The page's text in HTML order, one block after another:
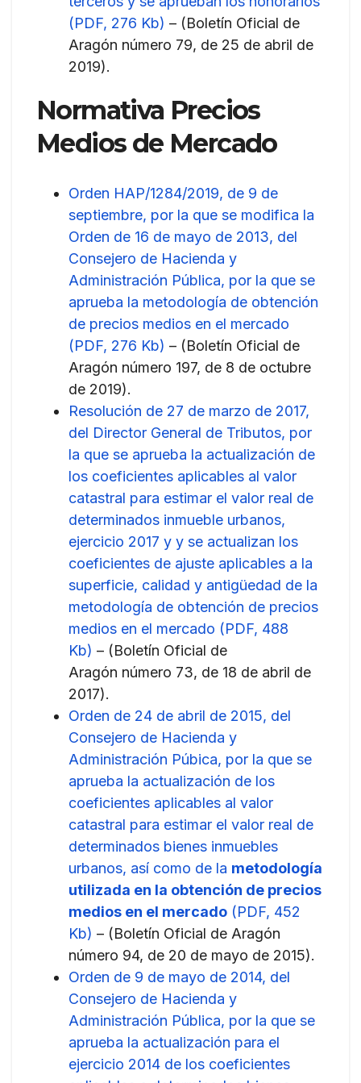
(PDF, 276 Kb) – (Boletín Oficial de
Aragón número 79, de 25 de abril de
2019).
Normativa Precios
Medios de Mercado
Orden HAP/1284/2019, de 9 de
septiembre, por la que se modifica la
Orden de 16 de mayo de 2013, del
Consejero de Hacienda y
Administración Pública, por la que se
aprueba la metodología de obtención
de precios medios en el mercado
(PDF, 276 Kb) – (Boletín Oficial de
Aragón número 197, de 8 de octubre
de 2019).
Resolución de 27 de marzo de 2017,
del Director General de Tributos, por
la que se aprueba la actualización de
los coeficientes aplicables al valor
catastral para estimar el valor real de
determinados inmueble urbanos,
ejercicio 2017 y y se actualizan los
coeficientes de ajuste aplicables a la
superficie, calidad y antigüedad de la
metodología de obtención de precios
medios en el mercado (PDF, 488
Kb) – (Boletín Oficial de
Aragón número 73, de 18 de abril de
2017).
Orden de 24 de abril de 2015, del
Consejero de Hacienda y
Administración Púbica, por la que se
aprueba la actualización de los
coeficientes aplicables al valor
catastral para estimar el valor real de
determinados bienes inmuebles
urbanos, así como de la metodología
utilizada en la obtención de precios
medios en el mercado (PDF, 452
Kb) – (Boletín Oficial de Aragón
número 94, de 20 de mayo de 2015).
Orden de 9 de mayo de 2014, del
Consejero de Hacienda y
Administración Pública, por la que se
aprueba la actualización para el
ejercicio 2014 de los coeficientes